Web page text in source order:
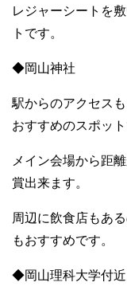
レジャーシートを
トです。
◆岡山神社
駅からのアクセス
おすすめのスポット
メイン会場から距
賞出来ます。
周辺に飲食店もあ
もおすすめです。
◆岡山理科大学付近